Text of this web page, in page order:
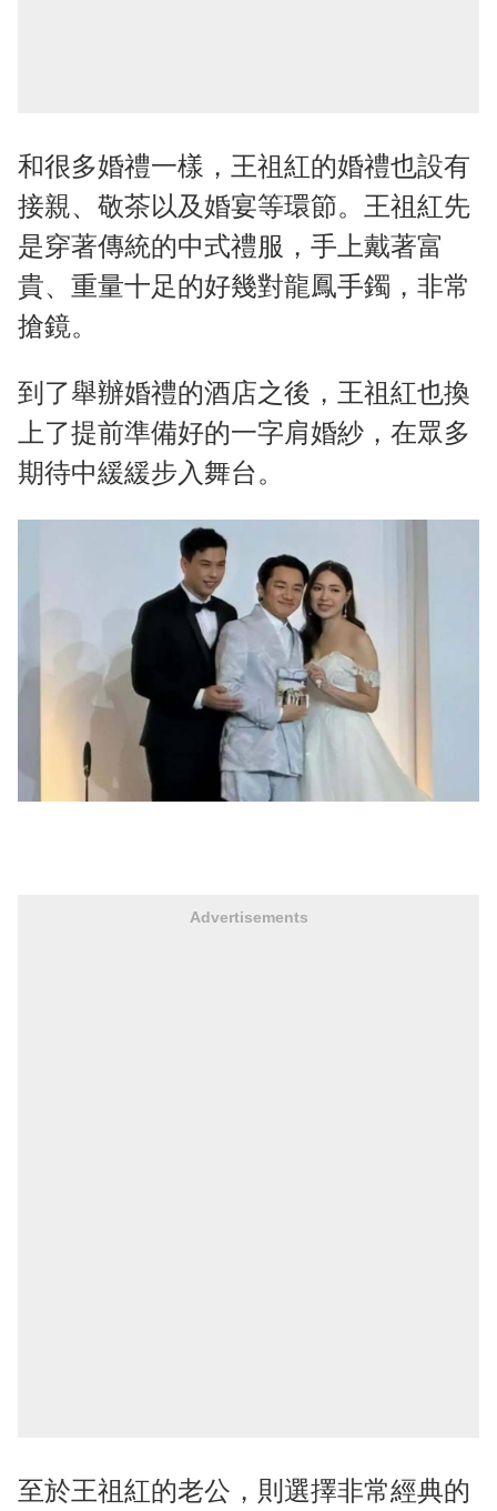
和很多婚禮一樣，王祖紅的婚禮也設有
接親、敬茶以及婚宴等環節。王祖紅先
是穿著傳統的中式禮服，手上戴著富
貴、重量十足的好幾對龍鳳手鐲，非常
搶鏡。
到了舉辦婚禮的酒店之後，王祖紅也換
上了提前準備好的一字肩婚紗，在眾多
期待中緩緩步入舞台。
Advertisements
至於王祖紅的老公，則選擇非常經典的